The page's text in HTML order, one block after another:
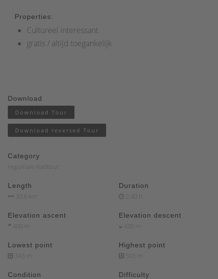
Properties:
Cultureel interessant
gratis / altijd toegankelijk
Download
Download Tour
Download reversed Tour
Category
regionale Radtour
Length
30.6 km
Duration
2:40 h
Elevation ascent
400 m
Elevation descent
430 m
Lowest point
343 m
Highest point
503 m
Condition Difficulty